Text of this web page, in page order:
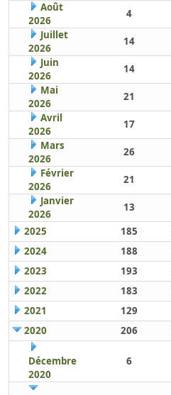
Août
2026
4
Juillet
2026
14
Juin
2026
14
Mai
2026
21
Avril
2026
17
Mars
2026
26
Février
2026
21
Janvier
2026
13
2025
185
2024
188
2023
193
2022
183
2021
129
2020
206
Décembre
2020
6